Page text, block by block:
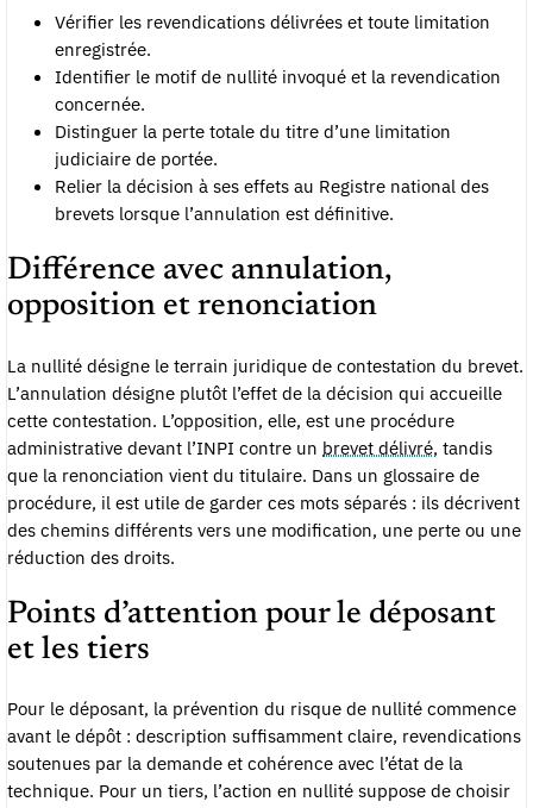
Vérifier les revendications délivrées et toute limitation
enregistrée.
Identifier le motif de nullité invoqué et la revendication
concernée.
Distinguer la perte totale du titre d’une limitation
judiciaire de portée.
Relier la décision à ses effets au Registre national des
brevets lorsque l’annulation est définitive.
Différence avec annulation,
opposition et renonciation
La nullité désigne le terrain juridique de contestation du brevet.
L’annulation désigne plutôt l’effet de la décision qui accueille
cette contestation. L’opposition, elle, est une procédure
administrative devant l’INPI contre un brevet délivré, tandis
que la renonciation vient du titulaire. Dans un glossaire de
procédure, il est utile de garder ces mots séparés : ils décrivent
des chemins différents vers une modification, une perte ou une
réduction des droits.
Points d’attention pour le déposant
et les tiers
Pour le déposant, la prévention du risque de nullité commence
avant le dépôt : description suffisamment claire, revendications
soutenues par la demande et cohérence avec l’état de la
technique. Pour un tiers, l’action en nullité suppose de choisir